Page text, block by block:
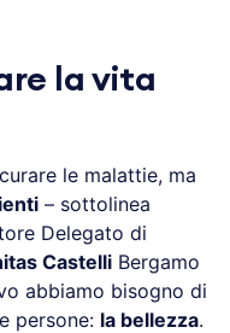
la vita
le malattie, ma
– sottolinea
Delegato di
Castelli Bergamo
abbiamo bisogno di
persone: la bellezza.